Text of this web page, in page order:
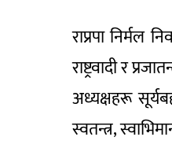
राप्रपा निर्मल
राष्ट्रवादी र
अध्यक्षहरू
स्वतन्त्र,